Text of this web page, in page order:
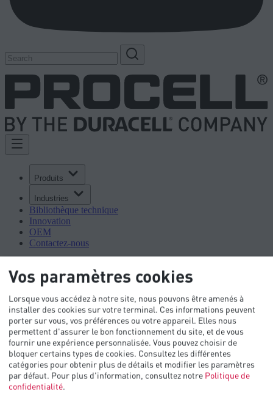
Produits
Industries
Bibliothèque technique
Innovation
OEM
Contactez-nous
AAA Alcaline Procell Intense,
1,5 V
Les piles industrielles alcalines Procell AAA Intense sont
Vos paramètres cookies
Lorsque vous accédez à notre site, nous pouvons être amenés à
installer des cookies sur votre terminal. Ces informations peuvent
porter sur vous, vos préférences ou votre appareil. Elles nous
permettent d'assurer le bon fonctionnement du site, et de vous
fournir une expérience personnalisée. Vous pouvez choisir de
bloquer certains types de cookies. Consultez les différentes
catégories pour obtenir plus de détails et modifier les paramètres
par défaut. Pour plus d'information, consultez notre Politique de
confidentialité.